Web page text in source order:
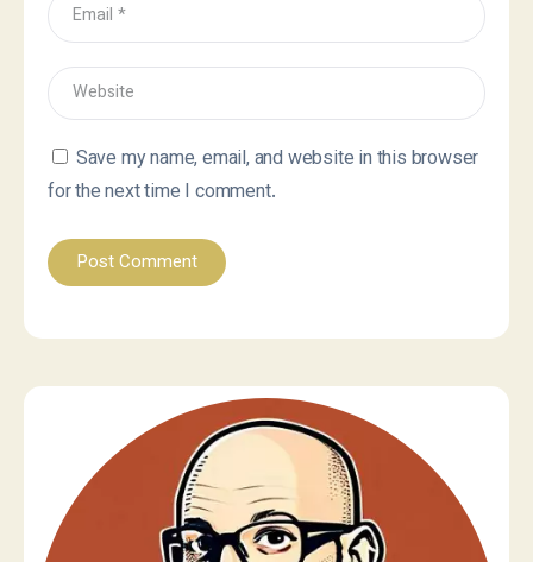
Save my name, email, and website in this browser
for the next time I comment.